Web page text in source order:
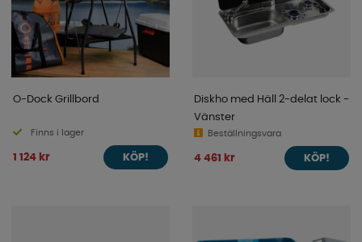
O-Dock Grillbord
Finns i lager
1 124 kr KÖP!
Diskho med Häll 2-delat lock -
Vänster
Beställningsvara
4 461 kr KÖP!